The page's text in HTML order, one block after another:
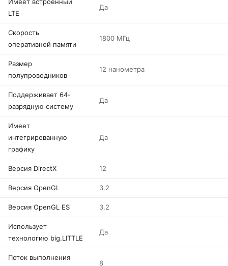
LTE
Да
Скорость
оперативной памяти
1800 МГц
Размер
полупроводников
12 нанометра
Поддерживает 64-
разрядную систему
Да
Имеет
интегрированную
графику
Да
Версия DirectX 12
Версия OpenGL 3.2
Версия OpenGL ES 3.2
Использует
технологию big.LITTLE
Да
Поток выполнения
8